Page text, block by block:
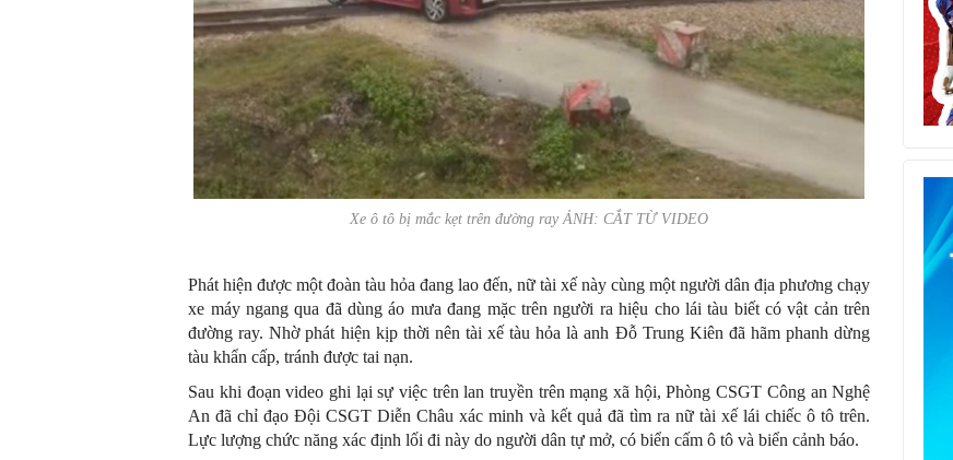
Xe ô tô bị mắc kẹt trên đường ray ẢNH: CẮT TỪ VIDEO
Phát hiện được một đoàn tàu hỏa đang lao đến, nữ tài xế này cùng một người dân địa phương chạy
xe máy ngang qua đã dùng áo mưa đang mặc trên người ra hiệu cho lái tàu biết có vật cản trên
đường ray. Nhờ phát hiện kịp thời nên tài xế tàu hỏa là anh Đỗ Trung Kiên đã hãm phanh dừng
tàu khẩn cấp, tránh được tai nạn.
Sau khi đoạn video ghi lại sự việc trên lan truyền trên mạng xã hội, Phòng CSGT Công an Nghệ
An đã chỉ đạo Đội CSGT Diễn Châu xác minh và kết quả đã tìm ra nữ tài xế lái chiếc ô tô trên.
Lực lượng chức năng xác định lối đi này do người dân tự mở, có biển cấm ô tô và biển cảnh báo.